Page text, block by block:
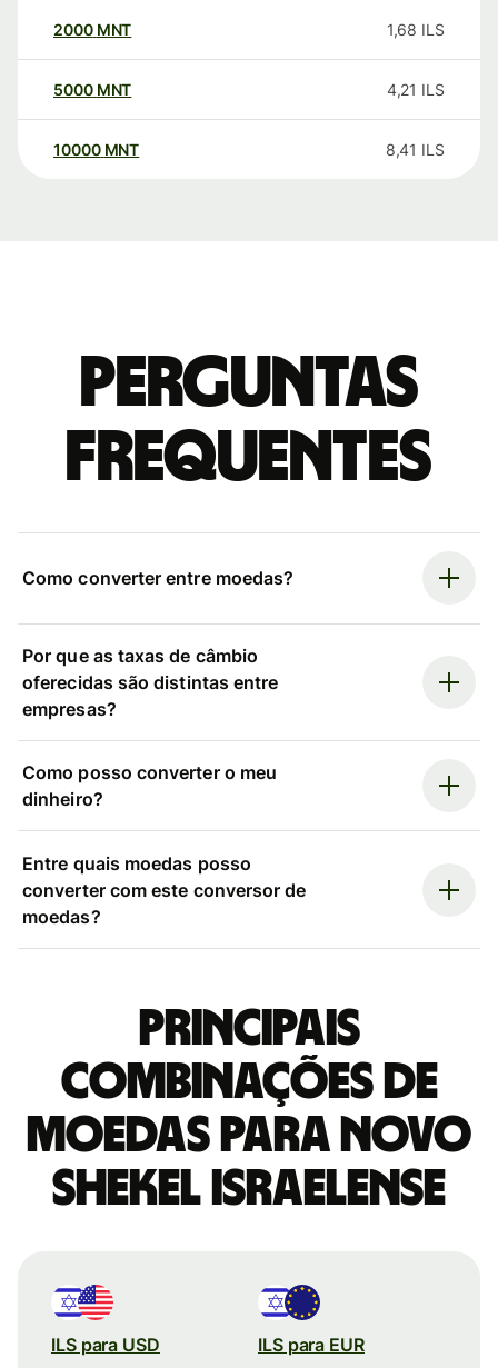
2000 MNT 1,68 ILS
5000 MNT 4,21 ILS
10000 MNT 8,41 ILS
Perguntas
frequentes
Como converter entre moedas?
Por que as taxas de câmbio
oferecidas são distintas entre
empresas?
Como posso converter o meu
dinheiro?
Entre quais moedas posso
converter com este conversor de
moedas?
Principais
combinações de
moedas para Novo
shekel israelense
ILS para USD ILS para EUR